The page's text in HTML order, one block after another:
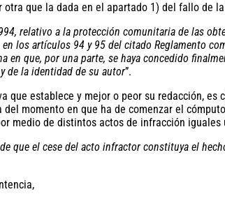
otra que la dada en el apartado 1) del fallo de
relativo a la protección comunitaria de las
los artículos 94 y 95 del citado Reglamento
en que, por una parte, se haya concedido
de la identidad de su autor”.
establece y mejor o peor su redacción,
momento en que ha de comenzar el
de distintos actos de infracción
que el cese del acto infractor constituya el